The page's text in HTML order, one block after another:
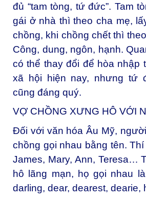
đủ “tam tòng, tứ đức”. Tam
gái ở nhà thì theo cha mẹ,
chồng, khi chồng chết thì
Công, dung, ngôn, hạnh.
có thể thay đổi để hòa nhập
xã hội hiện nay, nhưng tứ
cũng đáng quý.
VỢ CHỒNG XƯNG HÔ VỚI
Đối với văn hóa Âu Mỹ,
chồng gọi nhau bằng tên.
James, Mary, Ann, Teresa…
hô lãng mạn, họ gọi nhau
darling, dear, dearest, dearie,